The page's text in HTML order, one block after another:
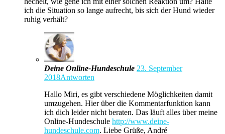
ich die Situation so lange aufrecht, bis sich der Hund wieder
ruhig verhält?
Deine Online-Hundeschule 23. September
2018Antworten
Hallo Miri, es gibt verschiedene Möglichkeiten damit
umzugehen. Hier über die Kommentarfunktion kann
ich dich leider nicht beraten. Das läuft alles über meine
Online-Hundeschule http://www.deine-
hundeschule.com. Liebe Grüße, André